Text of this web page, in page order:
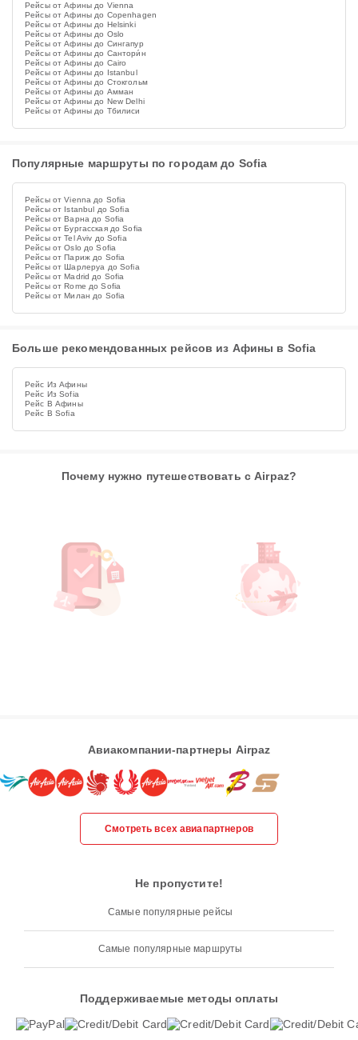
Рейсы от Афины до Vienna
Рейсы от Афины до Copenhagen
Рейсы от Афины до Helsinki
Рейсы от Афины до Oslo
Рейсы от Афины до Сингапур
Рейсы от Афины до Сантори́н
Рейсы от Афины до Cairo
Рейсы от Афины до Istanbul
Рейсы от Афины до Стокгольм
Рейсы от Афины до Амман
Рейсы от Афины до New Delhi
Рейсы от Афины до Тбилиси
Популярные маршруты по городам до Sofia
Рейсы от Vienna до Sofia
Рейсы от Istanbul до Sofia
Рейсы от Варна до Sofia
Рейсы от Бургасская до Sofia
Рейсы от Tel Aviv до Sofia
Рейсы от Oslo до Sofia
Рейсы от Париж до Sofia
Рейсы от Шарлеруа до Sofia
Рейсы от Madrid до Sofia
Рейсы от Rome до Sofia
Рейсы от Милан до Sofia
Больше рекомендованных рейсов из Афины в Sofia
Рейс Из Афины
Рейс Из Sofia
Рейс В Афины
Рейс В Sofia
Почему нужно путешествовать с Airpaz?
Авиакомпании-партнеры Airpaz
Смотреть всех авиапартнеров
Не пропустите!
Самые популярные рейсы
Самые популярные маршруты
Поддерживаемые методы оплаты